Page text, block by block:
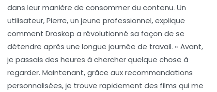
dans leur manière de consommer du contenu. Un
utilisateur, Pierre, un jeune professionnel, explique
comment Droskop a révolutionné sa façon de se
détendre après une longue journée de travail. « Avant,
je passais des heures à chercher quelque chose à
regarder. Maintenant, grâce aux recommandations
personnalisées, je trouve rapidement des films qui me